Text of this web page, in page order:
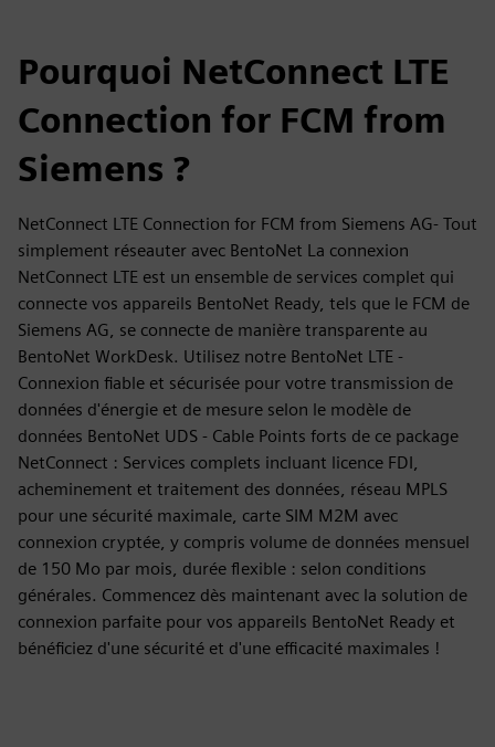
Pourquoi NetConnect LTE
Connection for FCM from
Siemens ?
NetConnect LTE Connection for FCM from Siemens AG- Tout
simplement réseauter avec BentoNet La connexion
NetConnect LTE est un ensemble de services complet qui
connecte vos appareils BentoNet Ready, tels que le FCM de
Siemens AG, se connecte de manière transparente au
BentoNet WorkDesk. Utilisez notre BentoNet LTE -
Connexion fiable et sécurisée pour votre transmission de
données d'énergie et de mesure selon le modèle de
données BentoNet UDS - Cable Points forts de ce package
NetConnect : Services complets incluant licence FDI,
acheminement et traitement des données, réseau MPLS
pour une sécurité maximale, carte SIM M2M avec
connexion cryptée, y compris volume de données mensuel
de 150 Mo par mois, durée flexible : selon conditions
générales. Commencez dès maintenant avec la solution de
connexion parfaite pour vos appareils BentoNet Ready et
bénéficiez d'une sécurité et d'une efficacité maximales !